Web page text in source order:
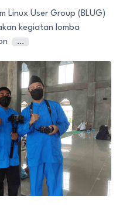
Linux User Group (BLUG)
kegiatan lomba
…